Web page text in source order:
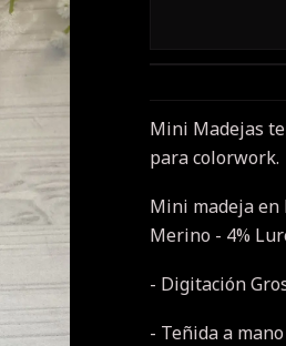
Mini Madejas
para colorwork.
Mini madeja en
Merino - 4%
- Digitación
- Teñida a